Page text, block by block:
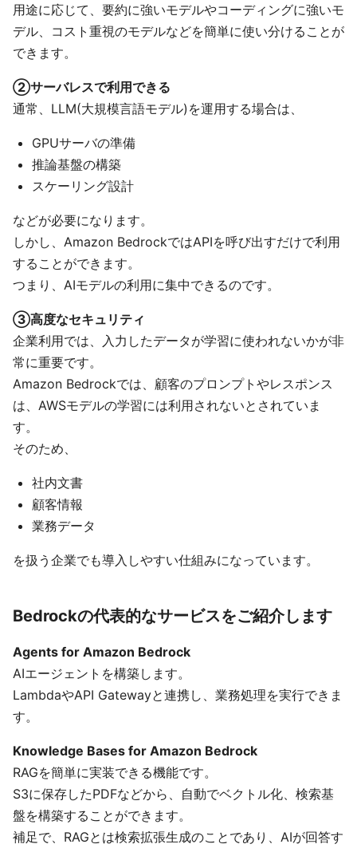
用途に応じて、要約に強いモデルやコーディングに強いモ
デル、コスト重視のモデルなどを簡単に使い分けることが
できます。
②サーバレスで利用できる
通常、LLM(大規模言語モデル)を運用する場合は、
GPUサーバの準備
推論基盤の構築
スケーリング設計
などが必要になります。
しかし、Amazon BedrockではAPIを呼び出すだけで利用
することができます。
つまり、AIモデルの利用に集中できるのです。
③高度なセキュリティ
企業利用では、入力したデータが学習に使われないかが非
常に重要です。
Amazon Bedrockでは、顧客のプロンプトやレスポンス
は、AWSモデルの学習には利用されないとされていま
す。
そのため、
社内文書
顧客情報
業務データ
を扱う企業でも導入しやすい仕組みになっています。
Bedrockの代表的なサービスをご紹介します
Agents for Amazon Bedrock
AIエージェントを構築します。
LambdaやAPI Gatewayと連携し、業務処理を実行できま
す。
Knowledge Bases for Amazon Bedrock
RAGを簡単に実装できる機能です。
S3に保存したPDFなどから、自動でベクトル化、検索基
盤を構築することができます。
補足で、RAGとは検索拡張生成のことであり、AIが回答す